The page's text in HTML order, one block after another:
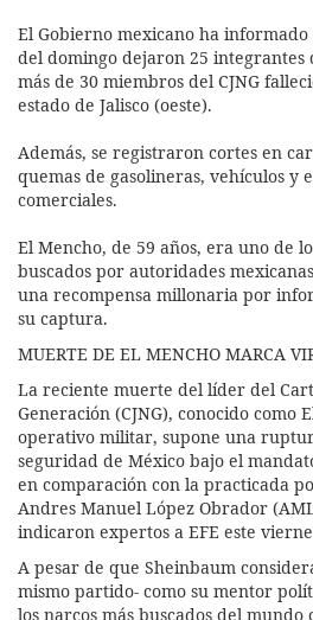
El Gobierno mexicano ha
del domingo dejaron 25 integrantes
más de 30 miembros del CJNG
estado de Jalisco (oeste).
Además, se registraron cortes en
quemas de gasolineras, vehículos y
comerciales.
El Mencho, de 59 años, era uno de
buscados por autoridades
una recompensa millonaria por
su captura.
MUERTE DE EL MENCHO MARCA
La reciente muerte del líder del
Generación (CJNG), conocido como
operativo militar, supone una
seguridad de México bajo el
en comparación con la practicada
Andres Manuel López Obrador
indicaron expertos a EFE este
A pesar de que Sheinbaum
mismo partido- como su mentor
los narcos más buscados del mundo